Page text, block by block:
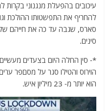
עיכובים בהפעלת מנגנוני בקרות
להחריף את התפשטותו ההולכת
סינים.
*- סין החלה היום בצעדים
הוירוס והטילו סגר על מסםפר
הוא יותר מ- 23 מיליון איש.